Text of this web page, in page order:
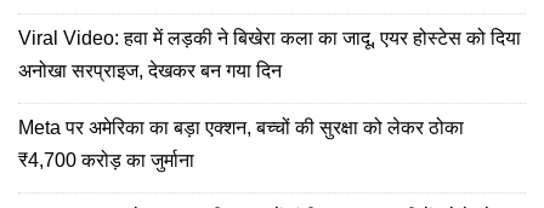
Viral Video: हवा में लड़की ने बिखेरा कला का जादू, एयर होस्टेस को दिया
अनोखा सरप्राइज, देखकर बन गया दिन
Meta पर अमेरिका का बड़ा एक्शन, बच्चों की सुरक्षा को लेकर ठोका
₹4,700 करोड़ का जुर्माना